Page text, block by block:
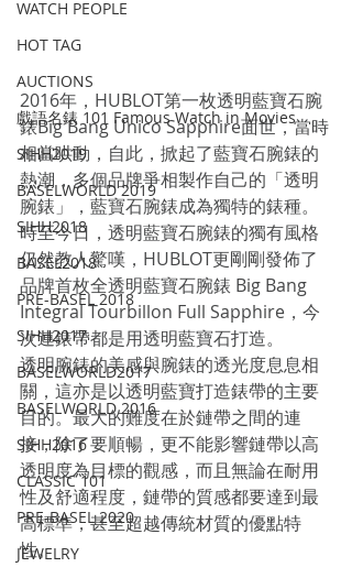
WATCH PEOPLE
HOT TAG
AUCTIONS
戲語名錶 101 Famous Watch in Movies
SIHH2019
BASELWORLD 2019
SIHH2018
BASEL2018
PRE-BASEL 2018
SIHH2017
BASELWORLD2017
BASELWORLD 2016
SIHH2016
CLASSIC 101
PRE-BASEL 2020
JEWELRY
2016年，HUBLOT第一枚透明藍寶石腕
錶Big Bang Unico Sapphire面世，當時
相當哄動，自此，掀起了藍寶石腕錶的
熱潮，多個品牌爭相製作自己的「透明
腕錶」，藍寶石腕錶成為獨特的錶種。
時至今日，透明藍寶石腕錶的獨有風格
仍然教人驚嘆，HUBLOT更剛剛發佈了
品牌首枚全透明藍寶石腕錶 Big Bang
Integral Tourbillon Full Sapphire，今
次連錶帶都是用透明藍寶石打造。
透明腕錶的美感與腕錶的透光度息息相
關，這亦是以透明藍寶打造錶帶的主要
目的。最大的難度在於鏈帶之間的連
接，除了要順暢，更不能影響鏈帶以高
透明度為目標的觀感，而且無論在耐用
性及舒適程度，鏈帶的質感都要達到最
高標準，甚至超越傳統材質的優點特
性。